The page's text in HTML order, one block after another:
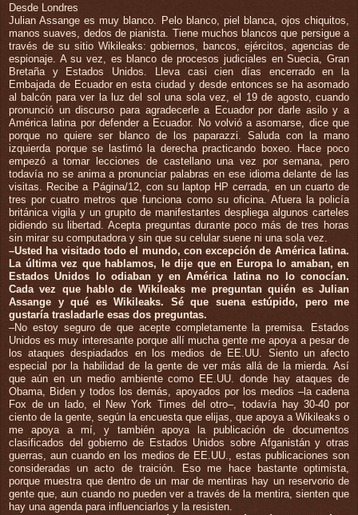
Desde Londres
Julian Assange es muy blanco. Pelo blanco, piel blanca, ojos chiquitos,
manos suaves, dedos de pianista. Tiene muchos blancos que persigue a
través de su sitio Wikileaks: gobiernos, bancos, ejércitos, agencias de
espionaje. A su vez, es blanco de procesos judiciales en Suecia, Gran
Bretaña y Estados Unidos. Lleva casi cien días encerrado en la
Embajada de Ecuador en esta ciudad y desde entonces se ha asomado
al balcón para ver la luz del sol una sola vez, el 19 de agosto, cuando
pronunció un discurso para agradecerle a Ecuador por darle asilo y a
América latina por defender a Ecuador. No volvió a asomarse, dice que
porque no quiere ser blanco de los paparazzi. Saluda con la mano
izquierda porque se lastimó la derecha practicando boxeo. Hace poco
empezó a tomar lecciones de castellano una vez por semana, pero
todavía no se anima a pronunciar palabras en ese idioma delante de las
visitas. Recibe a Página/12, con su laptop HP cerrada, en un cuarto de
tres por cuatro metros que funciona como su oficina. Afuera la policía
británica vigila y un grupito de manifestantes despliega algunos carteles
pidiendo su libertad. Acepta preguntas durante poco más de tres horas
sin mirar su computadora y sin que su celular suene ni una sola vez.
–Usted ha visitado todo el mundo, con excepción de América latina.
La última vez que hablamos, le dije que en Europa lo amaban, en
Estados Unidos lo odiaban y en América latina no lo conocían.
Cada vez que hablo de Wikileaks me preguntan quién es Julian
Assange y qué es Wikileaks. Sé que suena estúpido, pero me
gustaría trasladarle esas dos preguntas.
–No estoy seguro de que acepte completamente la premisa. Estados
Unidos es muy interesante porque allí mucha gente me apoya a pesar de
los ataques despiadados en los medios de EE.UU. Siento un afecto
especial por la habilidad de la gente de ver más allá de la mierda. Así
que aún en un medio ambiente como EE.UU. donde hay ataques de
Obama, Biden y todos los demás, apoyados por los medios –la cadena
Fox de un lado, el New York Times del otro–, todavía hay 30-40 por
ciento de la gente, según la encuesta que elijas, que apoya a Wikileaks o
me apoya a mí, y también apoya la publicación de documentos
clasificados del gobierno de Estados Unidos sobre Afganistán y otras
guerras, aun cuando en los medios de EE.UU., estas publicaciones son
consideradas un acto de traición. Eso me hace bastante optimista,
porque muestra que dentro de un mar de mentiras hay un reservorio de
gente que, aun cuando no pueden ver a través de la mentira, sienten que
hay una agenda para influenciarlos y la resisten.